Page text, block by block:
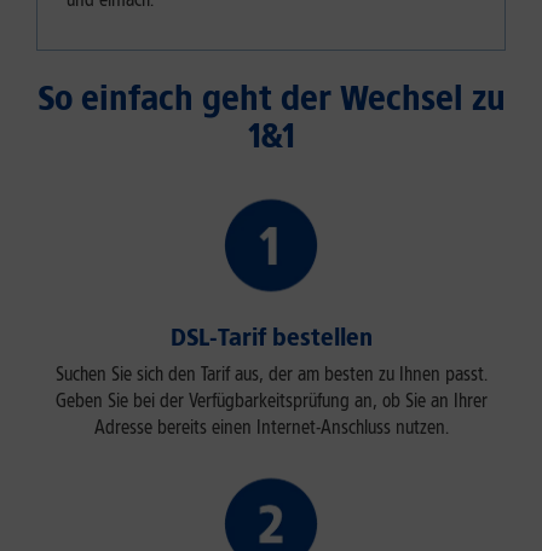
So einfach geht der Wechsel zu
1&1
DSL-Tarif bestellen
Suchen Sie sich den Tarif aus, der am besten zu Ihnen passt.
Geben Sie bei der Verfügbarkeitsprüfung an, ob Sie an Ihrer
Adresse bereits einen Internet-Anschluss nutzen.